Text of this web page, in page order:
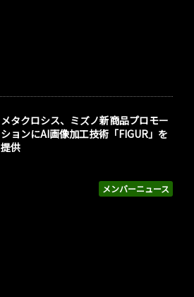
メンバーニュース
メタクロシス、ミズノ新商品プロモー
ションにAI画像加工技術「FIGUR」を
提供